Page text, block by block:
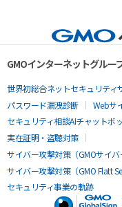
GMOインターネットグルー
世界初総合ネットセキュリティ
パスワード漏洩診断
Webサ
セキュリティ相談AIチャットボ
実在証明・盗聴対策
サイバー攻撃対策（GMOサイバ
サイバー攻撃対策（GMO Flatt
セキュリティ事業の軌跡